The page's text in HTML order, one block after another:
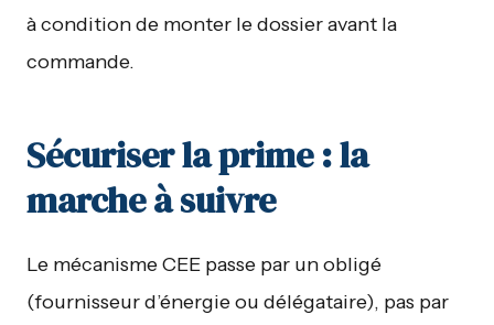
à condition de monter le dossier avant la
commande.
Sécuriser la prime : la
marche à suivre
Le mécanisme CEE passe par un obligé
(fournisseur d’énergie ou délégataire), pas par